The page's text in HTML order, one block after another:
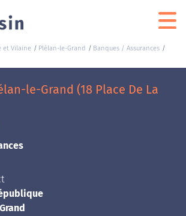
et Vilaine Plélan-le-Grand
Banques / Assurances
le-Grand (18 Place De La